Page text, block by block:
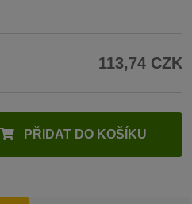
113,74 CZK
PŘIDAT DO KOŠÍKU